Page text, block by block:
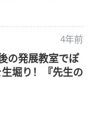
4年前
の発展教室でぽ
堀り！『先生の